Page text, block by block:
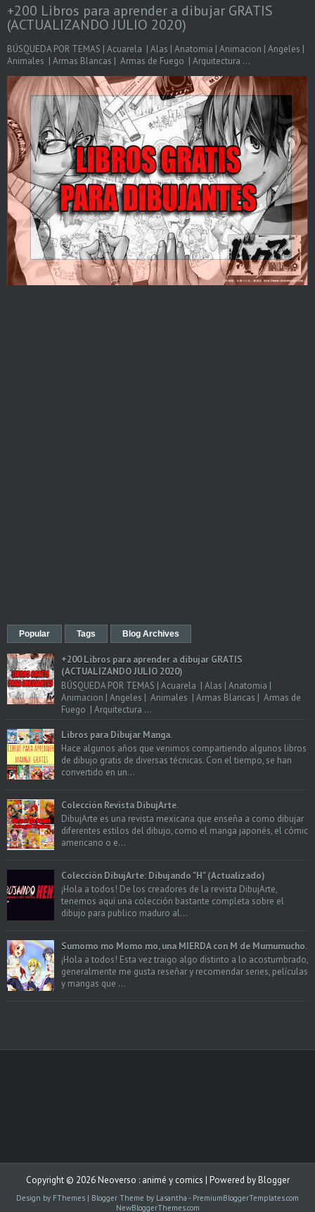
+200 Libros para aprender a dibujar GRATIS
(ACTUALIZANDO JULIO 2020)
BÚSQUEDA POR TEMAS | Acuarela | Alas | Anatomia | Animacion | Angeles |
Animales | Armas Blancas | Armas de Fuego | Arquitectura ...
Popular Tags Blog Archives
+200 Libros para aprender a dibujar GRATIS
(ACTUALIZANDO JULIO 2020)
BÚSQUEDA POR TEMAS | Acuarela | Alas | Anatomia |
Animacion | Angeles | Animales | Armas Blancas | Armas de
Fuego | Arquitectura ...
Libros para Dibujar Manga.
Hace algunos años que venimos compartiendo algunos libros
de dibujo gratis de diversas técnicas. Con el tiempo, se han
convertido en un...
Colección Revista DibujArte.
DibujArte es una revista mexicana que enseña a como dibujar
diferentes estilos del dibujo, como el manga japonés, el cómic
americano o e...
Colección DibujArte: Dibujando "H" (Actualizado)
¡Hola a todos! De los creadores de la revista DibujArte,
tenemos aquí una colección bastante completa sobre el
dibujo para publico maduro al...
Sumomo mo Momo mo, una MIERDA con M de Mumumucho.
¡Hola a todos! Esta vez traigo algo distinto a lo acostumbrado,
generalmente me gusta reseñar y recomendar series, películas
y mangas que ...
Copyright © 2026Neoverso : animé y comics | Powered byBlogger
Design by FThemes | Blogger Theme by Lasantha - PremiumBloggerTemplates.com
NewBloggerThemes.com